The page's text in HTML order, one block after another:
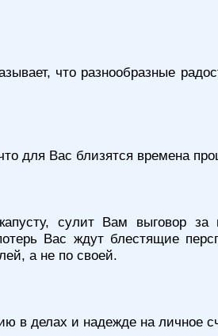
что разнообразные
для Вас близятся времена
сулит Вам выговор за
Вас ждут блестящие
а не по своей.
в делах и надежде на личное